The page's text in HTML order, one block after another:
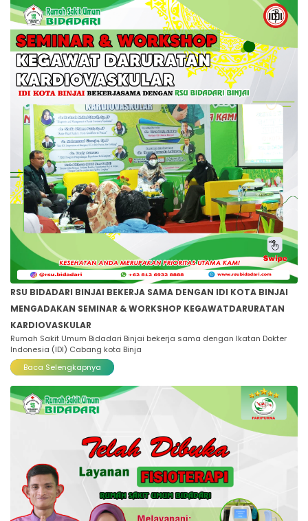
RSU BIDADARI BINJAI BEKERJA SAMA DENGAN IDI KOTA BINJAI
MENGADAKAN SEMINAR & WORKSHOP KEGAWATDARURATAN
KARDIOVASKULAR
Rumah Sakit Umum Bidadari Binjai bekerja sama dengan Ikatan Dokter
Indonesia (IDI) Cabang kota Binja
Baca Selengkapnya